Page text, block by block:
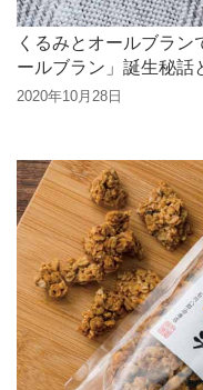
くるみとオールブラ
ールブラン」誕生秘話
2020年10月28日